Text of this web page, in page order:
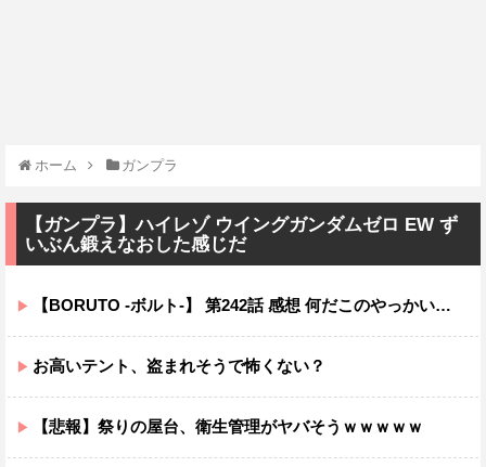
ホーム ガンプラ
【ガンプラ】ハイレゾ ウイングガンダムゼロ EW ず
いぶん鍛えなおした感じだ
【BORUTO -ボルト-】 第242話 感想 何だこのやっかいな弓使い！？
お高いテント、盗まれそうで怖くない？
【悲報】祭りの屋台、衛生管理がヤバそうｗｗｗｗｗ